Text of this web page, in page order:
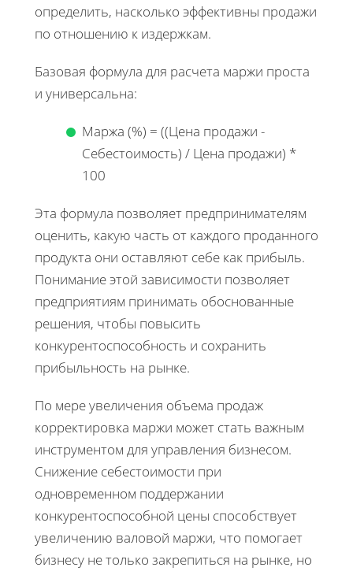
определить, насколько эффективны продажи
по отношению к издержкам.
Базовая формула для расчета маржи проста
и универсальна:
Маржа (%) = ((Цена продажи -
Себестоимость) / Цена продажи) *
100
Эта формула позволяет предпринимателям
оценить, какую часть от каждого проданного
продукта они оставляют себе как прибыль.
Понимание этой зависимости позволяет
предприятиям принимать обоснованные
решения, чтобы повысить
конкурентоспособность и сохранить
прибыльность на рынке.
По мере увеличения объема продаж
корректировка маржи может стать важным
инструментом для управления бизнесом.
Снижение себестоимости при
одновременном поддержании
конкурентоспособной цены способствует
увеличению валовой маржи, что помогает
бизнесу не только закрепиться на рынке, но